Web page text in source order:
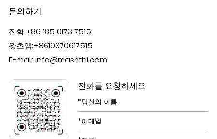
문의하기
전화:+86 185 0173 7515
왓츠앱:+8619370617515
E-mail: info@mashthi.com
전화를 요청하세요